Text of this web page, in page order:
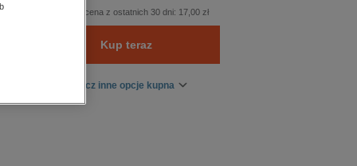
Najniższa cena z ostatnich 30 dni: 17,00 zł
Kup teraz
Zobacz inne opcje kupna